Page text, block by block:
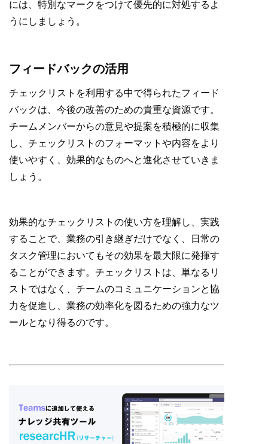
には、特別なマークをつけて優先的に対処するよ
うにしましょう。
フィードバックの活用
チェックリストを利用する中で得られたフィード
バックは、今後の改善のための貴重な資源です。
チームメンバーからの意見や提案を積極的に収集
し、チェックリストのフォーマットや内容をより
使いやすく、効果的なものへと進化させていきま
しょう。
効果的なチェックリストの使い方を理解し、実践
することで、業務の引き継ぎだけでなく、日常の
タスク管理においてもその効果を最大限に発揮す
ることができます。チェックリストは、単なるリ
ストではなく、チームのコミュニケーションと協
力を促進し、業務の効率化を図るための強力なツ
ールとなり得るのです。